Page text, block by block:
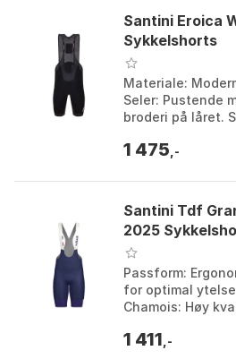
Santini Eroica
Sykkelshorts
Materiale:
Seler: Pustende
broderi på låret.
Størrelse: 3X...
1 475 ,-
Santini Tdf
2025
Passform:
for optimal
Chamois: Høy
Stoff: Pustende...
1 411 ,-